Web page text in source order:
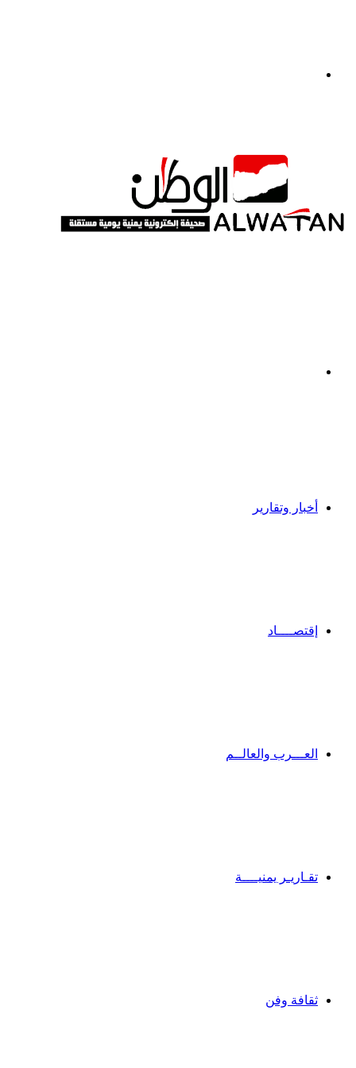
أخبار وتقارير
إقتصــــاد
العـــرب والعالــم
تقـاريـر يمنيــــة
ثقافة وفن